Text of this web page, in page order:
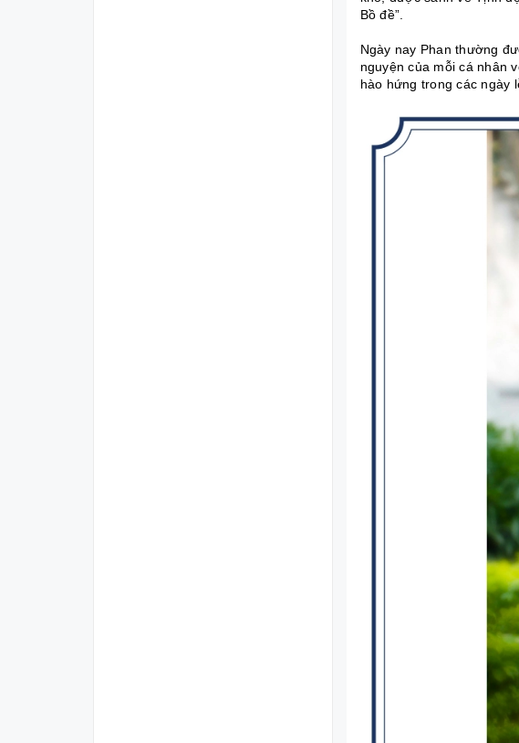
Bồ đề”.
Ngày nay Phan thường
nguyện của mỗi cá nhân
hào hứng trong các ngày